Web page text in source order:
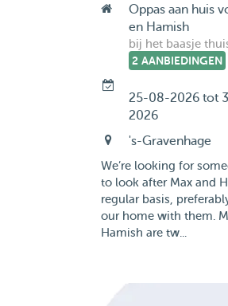
Oppas aan huis
en Hamish
bij het baasje
2 AANBIEDINGEN
25-08-2026 tot
2026
's-Gravenhage
We’re looking for
to look after Max and
regular basis,
our home with them.
Hamish are tw...